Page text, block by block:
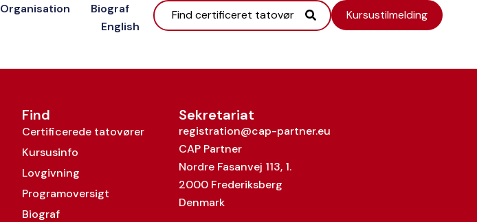
Organisation
Biograf
English
Find certificeret tatovør Kursustilmelding
Find
Certificerede tatovører
Kursusinfo
Lovgivning
Programoversigt
Biograf
Sekretariat
registration@cap-partner.eu
CAP Partner
Nordre Fasanvej 113, 1.
2000 Frederiksberg
Denmark